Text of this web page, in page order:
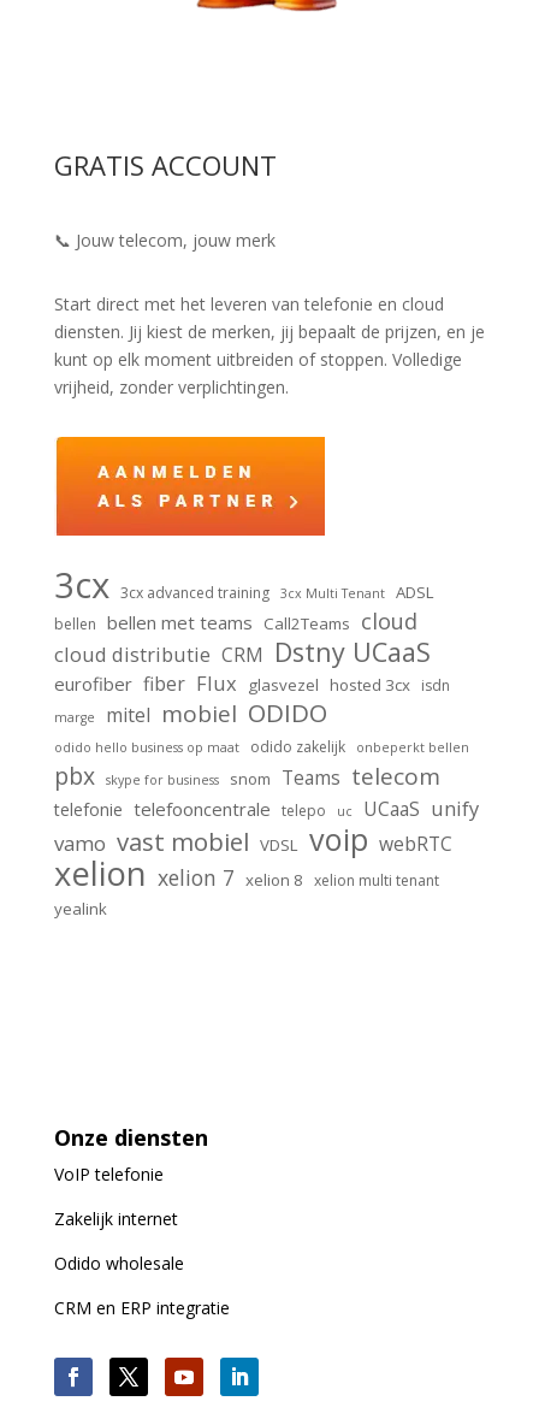
GRATIS ACCOUNT
📞 Jouw telecom, jouw merk
Start direct met het leveren van telefonie en cloud
diensten. Jij kiest de merken, jij bepaalt de prijzen, en je
kunt op elk moment uitbreiden of stoppen. Volledige
vrijheid, zonder verplichtingen.
3cx 3cx advanced training 3cx Multi Tenant ADSL
bellen bellen met teams Call2Teams cloud
cloud distributie CRM Dstny UCaaS
eurofiber fiber Flux glasvezel hosted 3cx isdn
marge mitel mobiel ODIDO
odido hello business op maat odido zakelijk onbeperkt bellen
pbx skype for business snom Teams telecom
telefonie telefooncentrale telepo uc UCaaS unify
vamo vast mobiel VDSL voip webRTC
xelion xelion 7 xelion 8 xelion multi tenant
yealink
Onze diensten
VoIPtelefonie
Zakelijk internet
Odido wholesale
CRM en ERP integratie